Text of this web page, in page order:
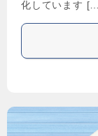
化しています